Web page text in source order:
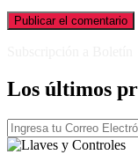
Los últimos